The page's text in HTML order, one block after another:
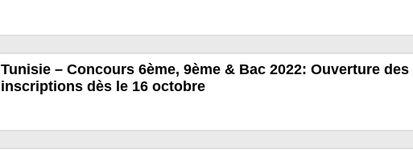
Tunisie – Concours 6ème, 9ème & Bac 2022: Ouverture des
inscriptions dès le 16 octobre